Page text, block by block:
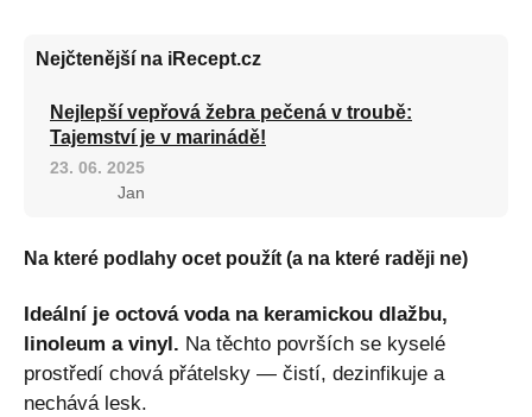
Nejčtenější na iRecept.cz
Nejlepší vepřová žebra pečená v troubě:
Tajemství je v marinádě!
23. 06. 2025
Jan
Na které podlahy ocet použít (a na které raději ne)
Ideální je octová voda na keramickou dlažbu,
linoleum a vinyl. Na těchto površích se kyselé
prostředí chová přátelsky — čistí, dezinfikuje a
nechává lesk.